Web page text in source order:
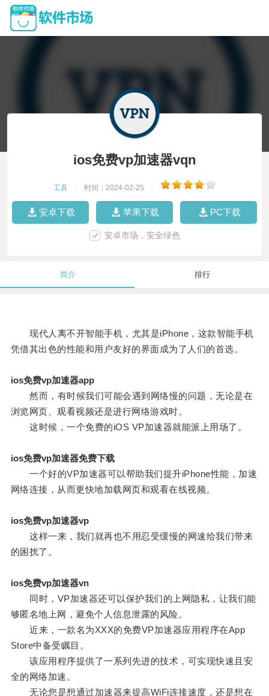
ios免费vp加速器vqn
工具 时间：2024-02-25
安卓下载 苹果下载 PC下载
安卓市场，安全绿色
简介 排行
现代人离不开智能手机，尤其是iPhone，这款智能手机
凭借其出色的性能和用户友好的界面成为了人们的首选。
ios免费vp加速器app
然而，有时候我们可能会遇到网络慢的问题，无论是在
浏览网页、观看视频还是进行网络游戏时。
这时候，一个免费的iOS VP加速器就能派上用场了。
ios免费vp加速器免费下载
一个好的VP加速器可以帮助我们提升iPhone性能，加速
网络连接，从而更快地加载网页和观看在线视频。
ios免费vp加速器vp
这样一来，我们就再也不用忍受缓慢的网速给我们带来
的困扰了。
ios免费vp加速器vn
同时，VP加速器还可以保护我们的上网隐私，让我们能
够匿名地上网，避免个人信息泄露的风险。
近来，一款名为XXX的免费VP加速器应用程序在App
Store中备受瞩目。
该应用程序提供了一系列先进的技术，可实现快速且安
全的网络加速。
无论您是想通过加速器来提高WiFi连接速度，还是想在